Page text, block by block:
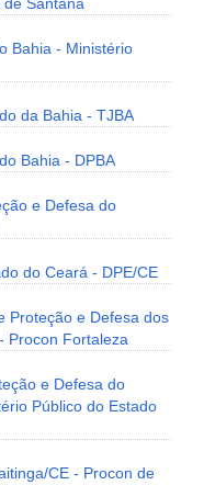
Santana
Bahia - Ministério
da Bahia - TJBA
Bahia - DPBA
e Defesa do
do Ceará - DPE/CE
Proteção e Defesa dos
Procon Fortaleza
e Defesa do
Público do Estado
CE - Procon de